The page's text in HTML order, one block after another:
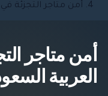
أمن متاجر التجزئة
أمن متاجر
العربية